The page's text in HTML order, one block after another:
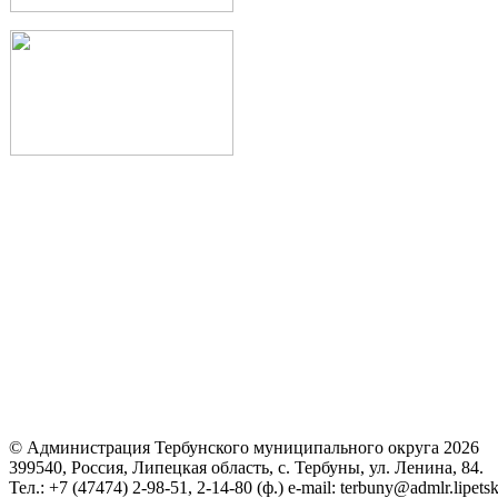
© Администрация Тербунского муниципального округа 2026
399540, Россия, Липецкая область, с. Тербуны, ул. Ленина, 84.
Тел.: +7 (47474) 2-98-51, 2-14-80 (ф.) e-mail: